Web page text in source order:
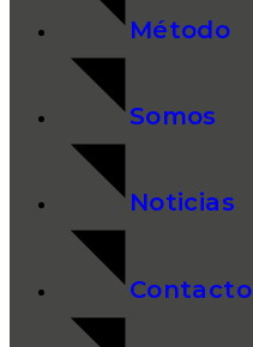
Método
Somos
Noticias
Contacto